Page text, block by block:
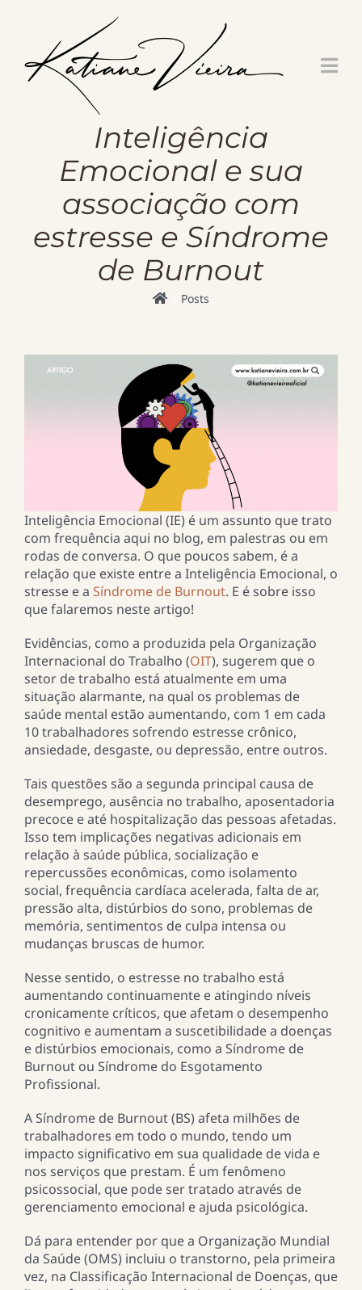
Inteligência
Emocional e sua
associação com
estresse e Síndrome
de Burnout
Posts
Inteligência Emocional (IE) é um assunto que trato
com frequência aqui no blog, em palestras ou em
rodas de conversa. O que poucos sabem, é a
relação que existe entre a Inteligência Emocional, o
stresse e a Síndrome de Burnout. E é sobre isso
que falaremos neste artigo!
Evidências, como a produzida pela Organização
Internacional do Trabalho (OIT), sugerem que o
setor de trabalho está atualmente em uma
situação alarmante, na qual os problemas de
saúde mental estão aumentando, com 1 em cada
10 trabalhadores sofrendo estresse crônico,
ansiedade, desgaste, ou depressão, entre outros.
Tais questões são a segunda principal causa de
desemprego, ausência no trabalho, aposentadoria
precoce e até hospitalização das pessoas afetadas.
Isso tem implicações negativas adicionais em
relação à saúde pública, socialização e
repercussões econômicas, como isolamento
social, frequência cardíaca acelerada, falta de ar,
pressão alta, distúrbios do sono, problemas de
memória, sentimentos de culpa intensa ou
mudanças bruscas de humor.
Nesse sentido, o estresse no trabalho está
aumentando continuamente e atingindo níveis
cronicamente críticos, que afetam o desempenho
cognitivo e aumentam a suscetibilidade a doenças
e distúrbios emocionais, como a Síndrome de
Burnout ou Síndrome do Esgotamento
Profissional.
A Síndrome de Burnout (BS) afeta milhões de
trabalhadores em todo o mundo, tendo um
impacto significativo em sua qualidade de vida e
nos serviços que prestam. É um fenômeno
psicossocial, que pode ser tratado através de
gerenciamento emocional e ajuda psicológica.
Dá para entender por que a Organização Mundial
da Saúde (OMS) incluiu o transtorno, pela primeira
vez, na Classificação Internacional de Doenças, que